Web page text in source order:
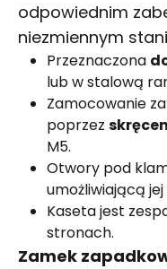
odpowiednim
niezmiennym
Przeznaczona
lub w stalową
Zamocowanie
poprzez
M5.
Otwory pod
umożliwiającą jej
Kaseta jest
stronach.
Zamek